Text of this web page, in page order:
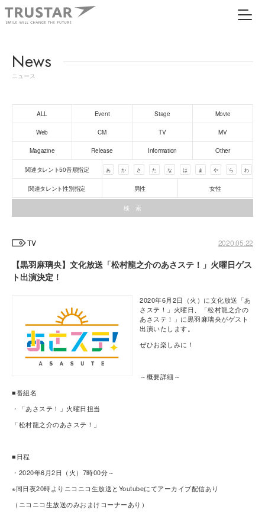
News
ニュース
ALL Event Stage Movie
Web CM TV MV
Magazine Release Information Other
関連タレント50音順指定 あ か さ た な は ま や ら わ
関連タレント性別指定 男性 女性
TV 2020.05.22
【黒羽麻璃央】文化放送「松村龍之介のあさステ！」火曜日ゲス
ト出演決定！
2020年6月2日（火）に文化放送「あ
さステ！」火曜日、「松村龍之介の
あさステ！」に黒羽麻璃央がゲスト
出演いたします。
ぜひお楽しみに！
～概要詳細～
■番組名
・「あさステ！」火曜日担当
「松村龍之介のあさステ！」
■日程
・2020年6月2日（火）7時00分～
※同日夜20時よりニコニコ生放送とYoutubeにてアーカイブ配信あり
（ニコニコ生放送のみおまけコーナーあり）